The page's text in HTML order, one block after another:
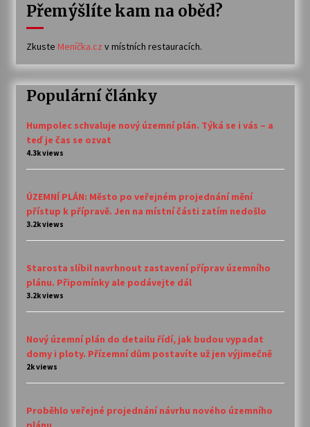
Přemýšlíte kam na oběd?
Zkuste Meníčka.cz v místních restauracích.
Populární články
Humpolec schvaluje nový územní plán. Týká se i vás – a
teď je čas se ozvat
4.3k views
ÚZEMNÍ PLÁN: Město po veřejném projednání mění
přístup k přípravě. Jen na místní části zatím nedošlo
3.2k views
Starosta slíbil navrhnout zastavení příprav územního
plánu. Připomínky ale podávejte dál
3.2k views
Nový územní plán do detailu řídí, jak budou vypadat
domy i ploty. Přízemní dům postavíte už jen výjimečně
2k views
Proběhlo veřejné projednání návrhu nového územního